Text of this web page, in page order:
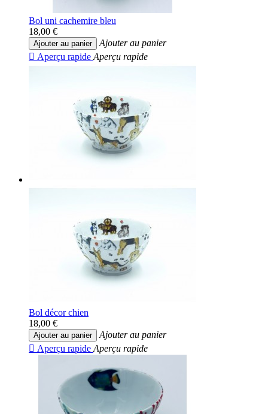
Bol uni cachemire bleu
18,00 €
Ajouter au panier
Ajouter au panier
 Aperçu rapide Aperçu rapide
Bol décor chien
18,00 €
Ajouter au panier
Ajouter au panier
 Aperçu rapide Aperçu rapide